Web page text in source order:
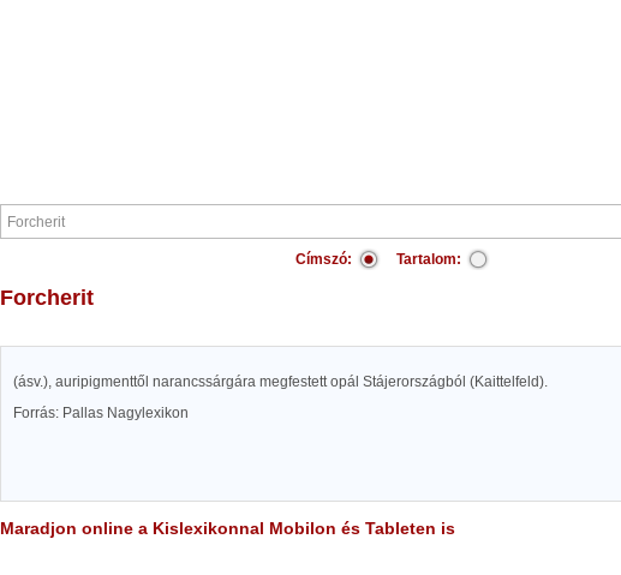
Címszó: Tartalom:
Forcherit
(ásv.), auripigmenttől narancssárgára megfestett opál Stájerországból (Kaittelfeld).
Forrás: Pallas Nagylexikon
Maradjon online a Kislexikonnal Mobilon és Tableten is